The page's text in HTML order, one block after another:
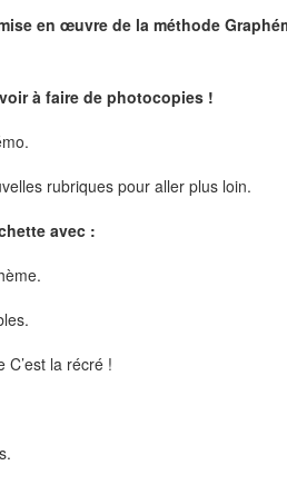
en œuvre de la méthode
à faire de photocopies !
rubriques pour aller plus loin.
avec :
la récré !